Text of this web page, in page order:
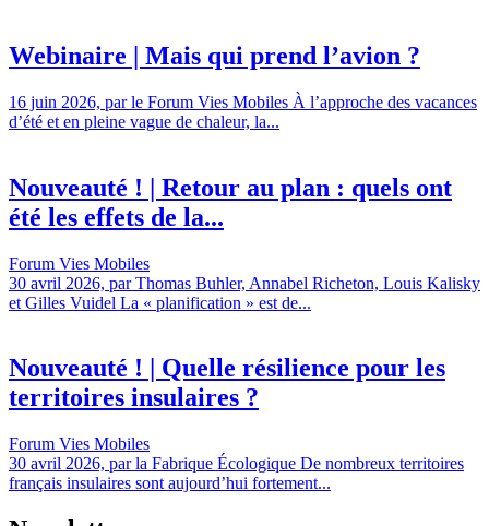
Webinaire | Mais qui prend l’avion ?
16 juin 2026, par le Forum Vies Mobiles À l’approche des vacances
d’été et en pleine vague de chaleur, la...
Nouveauté ! | Retour au plan : quels ont
été les effets de la...
Forum Vies Mobiles
30 avril 2026, par Thomas Buhler, Annabel Richeton, Louis Kalisky
et Gilles Vuidel La « planification » est de...
Nouveauté ! | Quelle résilience pour les
territoires insulaires ?
Forum Vies Mobiles
30 avril 2026, par la Fabrique Écologique De nombreux territoires
français insulaires sont aujourd’hui fortement...